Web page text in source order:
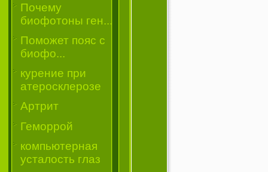
Почему
биофотоны ген...
Поможет пояс с
биофо...
курение при
атеросклерозе
Артрит
Геморрой
компьютерная
усталость глаз